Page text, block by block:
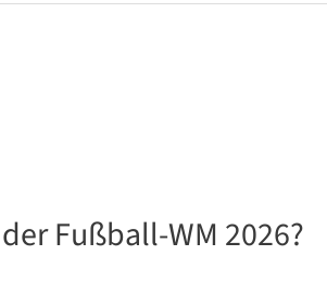
Fußball-WM 2026?